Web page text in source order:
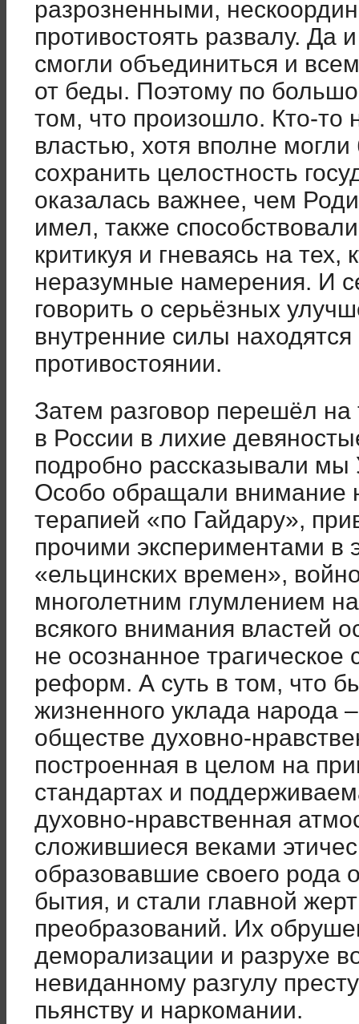
разрозненными,
противостоять развалу. Да
смогли объединиться и
от беды. Поэтому по
том, что произошло. Кто-то
властью, хотя вполне
сохранить целостность
оказалась важнее, чем
имел, также
критикуя и гневаясь на тех,
неразумные намерения. И
говорить о серьёзных
внутренние силы
противостоянии.
Затем разговор перешёл
в России в лихие
подробно рассказывали
Особо обращали внимание
терапией «по Гайдару»,
прочими экспериментами в
«ельцинских времен»,
многолетним глумлением
всякого внимания властей
не осознанное
реформ. А суть в том, что
жизненного уклада народа
обществе духовно-
построенная в целом на
стандартах и
духовно-нравственная
сложившиеся веками
образовавшие своего рода
бытия, и стали главной
преобразований. Их
деморализации и разрухе
невиданному разгулу
пьянству и наркомании.